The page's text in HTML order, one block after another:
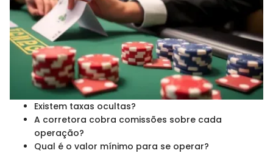
Existem taxas ocultas?
A corretora cobra comissões sobre cada
operação?
Qual é o valor mínimo para se operar?